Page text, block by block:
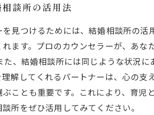
談所の活用法
見つけるためには、結婚相談所の
ます。プロのカウンセラーが、あ
、結婚相談所には同じような状況
解してくれるパートナーは、心の
ことも重要です。これにより、育
所をぜひ活用してみてください。